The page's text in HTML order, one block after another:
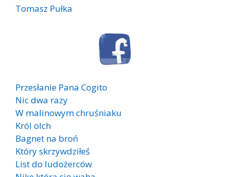
Tomasz Pułka
Przesłanie Pana Cogito
Nic dwa razy
W malinowym chruśniaku
Król olch
Bagnet na broń
Który skrzywdziłeś
List do ludożerców